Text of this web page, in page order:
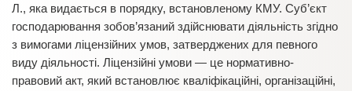
Л., яка видається в порядку, встановленому КМУ. Суб’єкт
господарювання зобов’язаний здійснювати діяльність згідно
з вимогами ліцензійних умов, затверджених для певного
виду діяльності. Ліцензійні умови — це нормативно-
правовий акт, який встановлює кваліфікаційні, організаційні,